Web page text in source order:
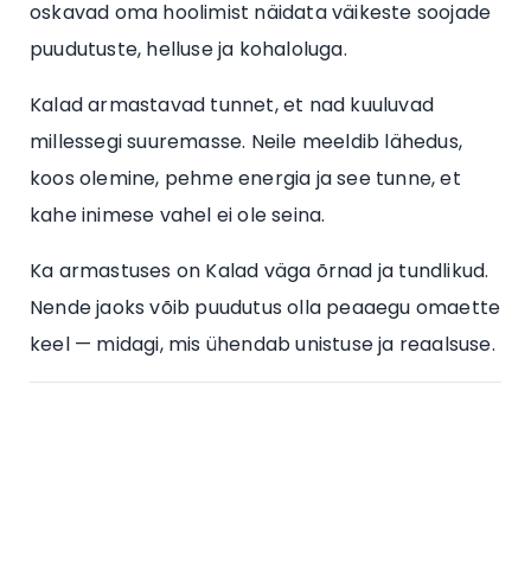
oskavad oma hoolimist näidata väikeste soojade
puudutuste, helluse ja kohaloluga.
Kalad armastavad tunnet, et nad kuuluvad
millessegi suuremasse. Neile meeldib lähedus,
koos olemine, pehme energia ja see tunne, et
kahe inimese vahel ei ole seina.
Ka armastuses on Kalad väga õrnad ja tundlikud.
Nende jaoks võib puudutus olla peaaegu omaette
keel — midagi, mis ühendab unistuse ja reaalsuse.